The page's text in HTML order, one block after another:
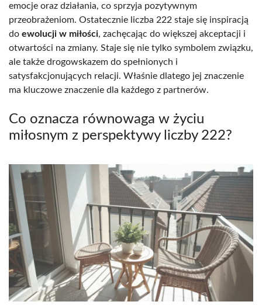
emocje oraz działania, co sprzyja pozytywnym
przeobrażeniom. Ostatecznie liczba 222 staje się inspiracją
do ewolucji w miłości, zachęcając do większej akceptacji i
otwartości na zmiany. Staje się nie tylko symbolem związku,
ale także drogowskazem do spełnionych i
satysfakcjonujących relacji. Właśnie dlatego jej znaczenie
ma kluczowe znaczenie dla każdego z partnerów.
Co oznacza równowaga w życiu
miłosnym z perspektywy liczby 222?